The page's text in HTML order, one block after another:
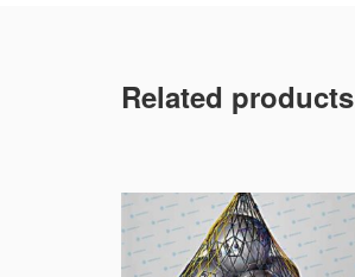
Related products